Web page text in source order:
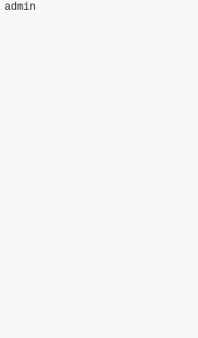
admin